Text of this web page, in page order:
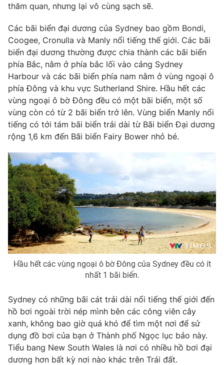
thăm quan, nhưng lại vô cùng sạch sẽ.
Các bãi biển đại dương của Sydney bao gồm Bondi,
Coogee, Cronulla và Manly nổi tiếng thế giới. Các bãi
biển đại dương thường được chia thành các bãi biển
phía Bắc, nằm ở phía bắc lối vào cảng Sydney
Harbour và các bãi biển phía nam nằm ở vùng ngoại ô
phía Đông và khu vực Sutherland Shire. Hầu hết các
vùng ngoại ô bờ Đông đều có một bãi biển, một số
vùng còn có từ 2 bãi biển trở lên. Vùng biển Manly nổi
tiếng có tới tám bãi biển trải dài từ Bãi biển Đại dương
rộng 1,6 km đến Bãi biển Fairy Bower nhỏ bé.
Hầu hết các vùng ngoại ô bờ Đông của Sydney đều có ít
nhất 1 bãi biển.
Sydney có những bãi cát trải dài nổi tiếng thế giới đến
hồ bơi ngoài trời nép mình bên các công viên cây
xanh, không bao giờ quá khó để tìm một nơi để sử
dụng đồ bơi của bạn ở Thành phố Ngọc lục bảo này.
Tiểu bang New South Wales là nơi có nhiều hồ bơi đại
dương hơn bất kỳ nơi nào khác trên Trái đất.